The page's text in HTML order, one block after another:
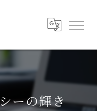
ーの輝き